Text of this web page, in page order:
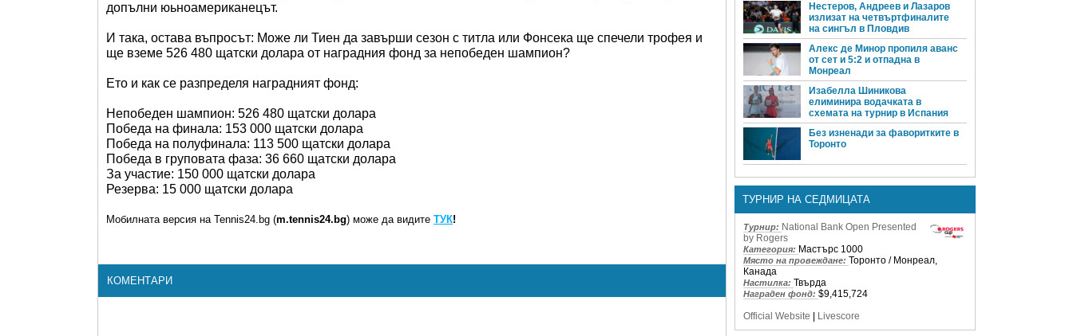
допълни юьноамериканецът.
И така, остава въпросът: Може ли Тиен да завърши сезон с титла или Фонсека ще спечели трофея и
ще вземе 526 480 щатски долара от наградния фонд за непобеден шампион?
Ето и как се разпределя наградният фонд:
Непобеден шампион: 526 480 щатски долара
Победа на финала: 153 000 щатски долара
Победа на полуфинала: 113 500 щатски долара
Победа в груповата фаза: 36 660 щатски долара
За участие: 150 000 щатски долара
Резерва: 15 000 щатски долара
Мобилната версия на Tennis24.bg (m.tennis24.bg) може да видите ТУК!
КОМЕНТАРИ
Нестеров, Андреев и Лазаров
излизат на четвъртфиналите
на сингъл в Пловдив
Алекс де Минор пропиля аванс
от сет и 5:2 и отпадна в
Монреал
Изабелла Шиникова
елиминира водачката в
схемата на турнир в Испания
Без изненади за фаворитките в
Торонто
ТУРНИР НА СЕДМИЦАТА
Турнир: National Bank Open Presented
by Rogers
Категория: Мастърс 1000
Място на провеждане: Торонто / Монреал,
Канада
Настилка: Твърда
Награден фонд: $9,415,724
Official Website | Livescore